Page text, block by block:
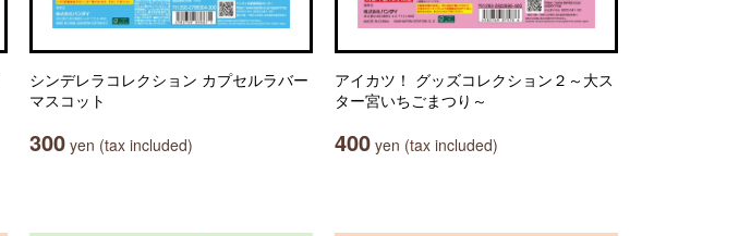
シンデレラコレクション カプセルラバー
マスコット
300 yen (tax included)
アイカツ！ グッズコレクション２～大ス
ター宮いちごまつり～
400 yen (tax included)